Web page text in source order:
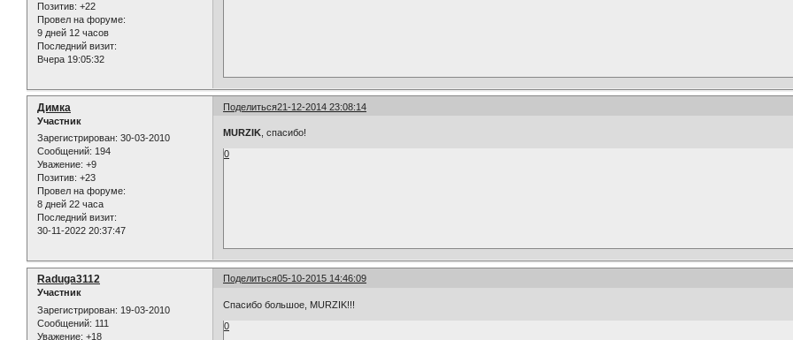
Позитив: +22
Провел на форуме:
9 дней 12 часов
Последний визит:
Вчера 19:05:32
Поделиться21-12-2014 23:08:14
Димка
Участник
Зарегистрирован: 30-03-2010
Сообщений: 194
Уважение: +9
Позитив: +23
Провел на форуме:
8 дней 22 часа
Последний визит:
30-11-2022 20:37:47
MURZIK, спасибо!
0
Поделиться05-10-2015 14:46:09
Raduga3112
Участник
Зарегистрирован: 19-03-2010
Сообщений: 111
Уважение: +18
Спасибо большое, MURZIK!!!
0